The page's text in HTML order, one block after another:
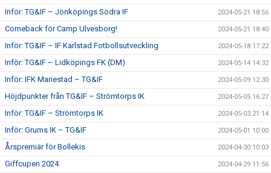
Inför: TG&IF – Jönköpings Södra IF 2024-05-21 18:56
Comeback för Camp Ulvesborg! 2024-05-21 18:40
Inför: TG&IF – IF Karlstad Fotbollsutveckling 2024-05-18 17:22
Inför: TG&IF – Lidköpings FK (DM) 2024-05-14 14:32
Inför: IFK Mariestad – TG&IF 2024-05-09 12:30
Höjdpunkter från TG&IF – Strömtorps IK 2024-05-05 16:27
Inför: TG&IF – Strömtorps IK 2024-05-03 21:14
Inför: Grums IK – TG&IF 2024-05-01 10:00
Årspremiär för Bollekis 2024-04-30 10:03
Giffcupen 2024 2024-04-29 11:56